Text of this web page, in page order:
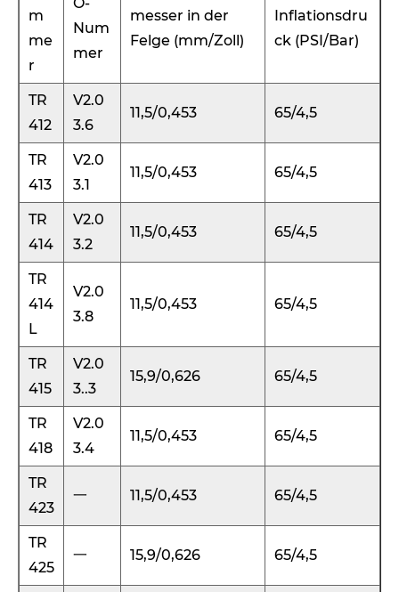
m
me
r
Num
mer
messer in der
Felge (mm/Zoll)
Inflationsdru
ck (PSI/Bar)
TR
412
V2.0
3.6
11,5/0,453 65/4,5
TR
413
V2.0
3.1
11,5/0,453 65/4,5
TR
414
V2.0
3.2
11,5/0,453 65/4,5
TR
414
L
V2.0
3.8
11,5/0,453 65/4,5
TR
415
V2.0
3..3
15,9/0,626 65/4,5
TR
418
V2.0
3.4
11,5/0,453 65/4,5
TR
423
一 11,5/0,453 65/4,5
TR
425
一 15,9/0,626 65/4,5